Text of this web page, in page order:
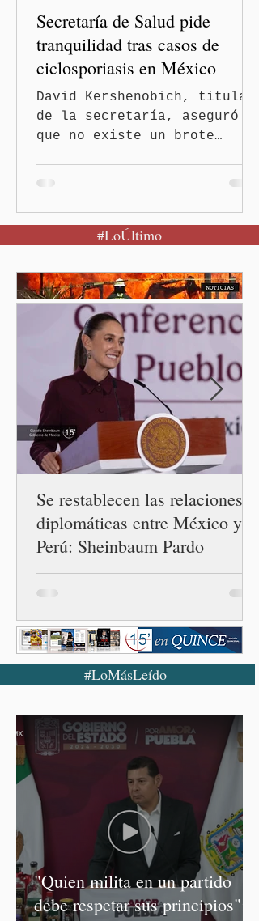
Secretaría de Salud pide
tranquilidad tras casos de
ciclosporiasis en México
David Kershenobich, titular
de la secretaría, aseguró
que no existe un brote
secretario de Salud
federal, David Kershenobich
exista un brote activo de
ciclosporiasis en México,
luego del incremento de
casos registrado en Estados
Unidos. Durante la
conferencia matutina en
Palacio Nacional, el
funcionario informó que en
el país únicamente se han
confirmado 33 casos de esta
enferme
#LoÚltimo
Se restablecen las relaciones
diplomáticas entre México y
Perú: Sheinbaum Pardo
#LoMásLeído
"Quien milita en un partido
debe respetar sus principios":